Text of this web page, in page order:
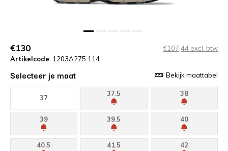
€130
€107,44 excl. btw
Artikelcode: 1203A275 114
Selecteer je maat Bekijk maattabel
37
37.5 38
39 39.5 40
40.5 41.5 42